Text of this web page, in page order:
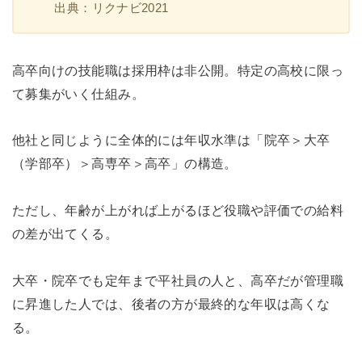
出典：リクナビ2021
高卒向けの技能職は採用枠は非公開。特定の高校に限っ
て募集がいく仕組み。
他社と同じように全体的には年収水準は「院卒＞大卒
（学部卒）＞高専卒＞高卒」の構造。
ただし、年齢が上がれば上がるほど役職や評価での給料
の差が出てくる。
大卒・院卒でも定年まで平社員の人と、高卒だが管理職
に昇進した人では、後者の方が最終的な年収は高くな
る。